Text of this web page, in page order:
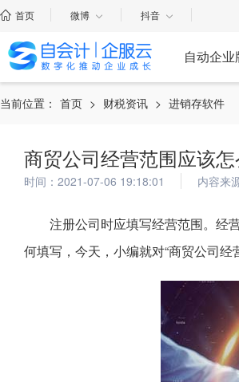
首页 微博 抖音
自动企业
当前位置： 首页 > 财税资讯 > 进销存软件
商贸公司经营范围应该怎
时间：2021-07-06 19:18:01 内容来
注册公司时应填写经营范围。经
何填写，今天，小编就对“商贸公司